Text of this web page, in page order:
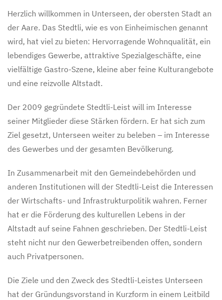
Herzlich willkommen in Unterseen, der obersten Stadt an
der Aare. Das Stedtli, wie es von Einheimischen genannt
wird, hat viel zu bieten: Hervorragende Wohnqualität, ein
lebendiges Gewerbe, attraktive Spezialgeschäfte, eine
vielfältige Gastro-Szene, kleine aber feine Kulturangebote
und eine reizvolle Altstadt.
Der 2009 gegründete Stedtli-Leist will im Interesse
seiner Mitglieder diese Stärken fördern. Er hat sich zum
Ziel gesetzt, Unterseen weiter zu beleben – im Interesse
des Gewerbes und der gesamten Bevölkerung.
In Zusammenarbeit mit den Gemeindebehörden und
anderen Institutionen will der Stedtli-Leist die Interessen
der Wirtschafts- und Infrastrukturpolitik wahren. Ferner
hat er die Förderung des kulturellen Lebens in der
Altstadt auf seine Fahnen geschrieben. Der Stedtli-Leist
steht nicht nur den Gewerbetreibenden offen, sondern
auch Privatpersonen.
Die Ziele und den Zweck des Stedtli-Leistes Unterseen
hat der Gründungsvorstand in Kurzform in einem Leitbild